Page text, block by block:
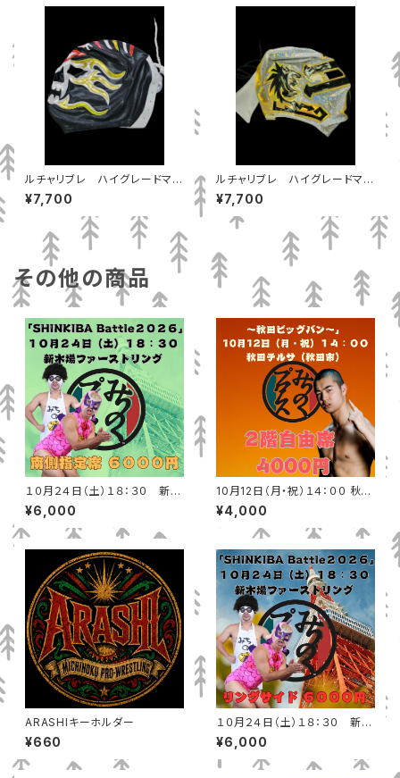
ルチャリブレ ハイグレードマス
ク ティタン
¥7,700
ルチャリブレ ハイグレードマス
ク テンプラリオ
¥7,700
その他の商品
１０月２４日（土）１８：３０ 新木
場ファーストリング 南側ひな壇
指定席
¥6,000
10月12日（月・祝）１４：００ 秋田
テルサ（秋田市）2階自由席
¥4,000
ARASHIキーホルダー
¥660
１０月２４日（土）１８：３０ 新木
場ファーストリング リングサイ
ド
¥6,000